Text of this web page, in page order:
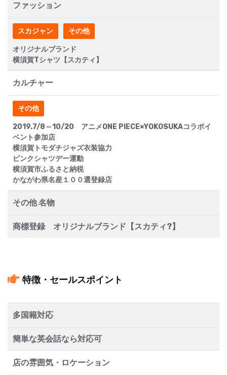
ファッション
スカジャン その他
オリジナルブランド
横須賀Tシャツ【スカティ】
カルチャー
その他
2019.7/8～10/20 アニメONE PIECE×YOKOSUKAコラボイ
ベント参加店
横須賀トモダチジャズ衣装協力
ピンクシャツデー運動
横須賀市ふるさと納税
かながわ県名産１００選登録店
その他 名物
商標登録 オリジナルブランド【スカティ?】
特徴・セールスポイント
多国籍対応
簡単な英会話なら対応可
店の雰囲気・ロケーション